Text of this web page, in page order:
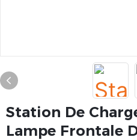
Station De
Lampe Frontale